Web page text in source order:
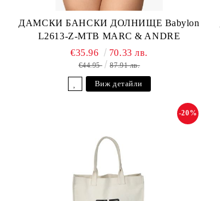
ДАМСКИ БАНСКИ ДОЛНИЩЕ Babylon
L2613-Z-MTB MARC & ANDRE
€35.96 70.33 лв.
€44.95 87.91 лв.
Виж детайли
-20%